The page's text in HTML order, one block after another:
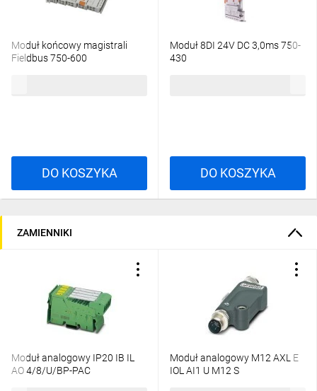
Moduł końcowy magistrali
Fieldbus 750-600
DO KOSZYKA
Moduł 8DI 24V DC 3,0ms 750-
430
DO KOSZYKA
ZAMIENNIKI
Moduł analogowy IP20 IB IL
AO 4/8/U/BP-PAC
Moduł analogowy M12 AXL E
IOL AI1 U M12 S